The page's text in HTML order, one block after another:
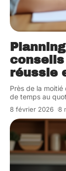
réussie
Près de la
de temps au
8 février 2026 8